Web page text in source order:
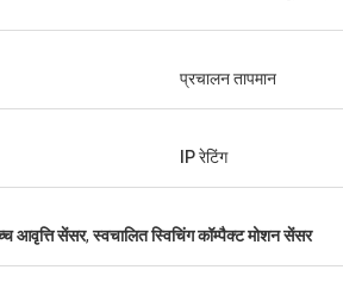
प्रचालन तापमान
IP रेटिंग
आवृत्ति सेंसर,स्वचालित स्विचिंग कॉम्पैक्ट मोशन सेंसर